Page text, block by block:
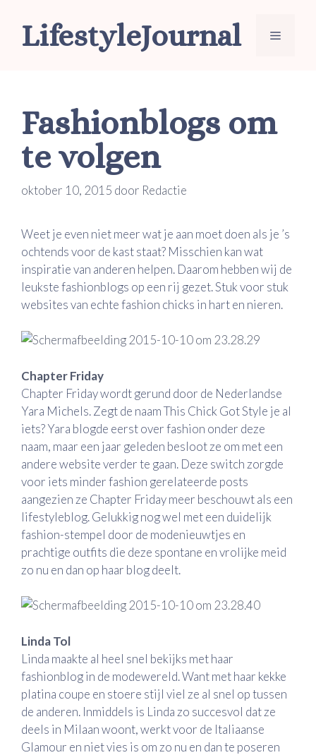
LifestyleJournal Menu
Fashionblogs om
te volgen
oktober 10, 2015 door Redactie
Weet je even niet meer wat je aan moet doen als je ’s
ochtends voor de kast staat? Misschien kan wat
inspiratie van anderen helpen. Daarom hebben wij de
leukste fashionblogs op een rij gezet. Stuk voor stuk
websites van echte fashion chicks in hart en nieren.
Chapter Friday
Chapter Friday wordt gerund door de Nederlandse
Yara Michels. Zegt de naam This Chick Got Style je al
iets? Yara blogde eerst over fashion onder deze
naam, maar een jaar geleden besloot ze om met een
andere website verder te gaan. Deze switch zorgde
voor iets minder fashion gerelateerde posts
aangezien ze Chapter Friday meer beschouwt als een
lifestyleblog. Gelukkig nog wel met een duidelijk
fashion-stempel door de modenieuwtjes en
prachtige outfits die deze spontane en vrolijke meid
zo nu en dan op haar blog deelt.
Linda Tol
Linda maakte al heel snel bekijks met haar
fashionblog in de modewereld. Want met haar kekke
platina coupe en stoere stijl viel ze al snel op tussen
de anderen. Inmiddels is Linda zo succesvol dat ze
deels in Milaan woont, werkt voor de Italiaanse
Glamour en niet vies is om zo nu en dan te poseren